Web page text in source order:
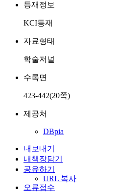
등재정보
KCI등재
자료형태
학술저널
수록면
423-442(20쪽)
제공처
DBpia
내보내기
내책장담기
공유하기
URL 복사
오류접수